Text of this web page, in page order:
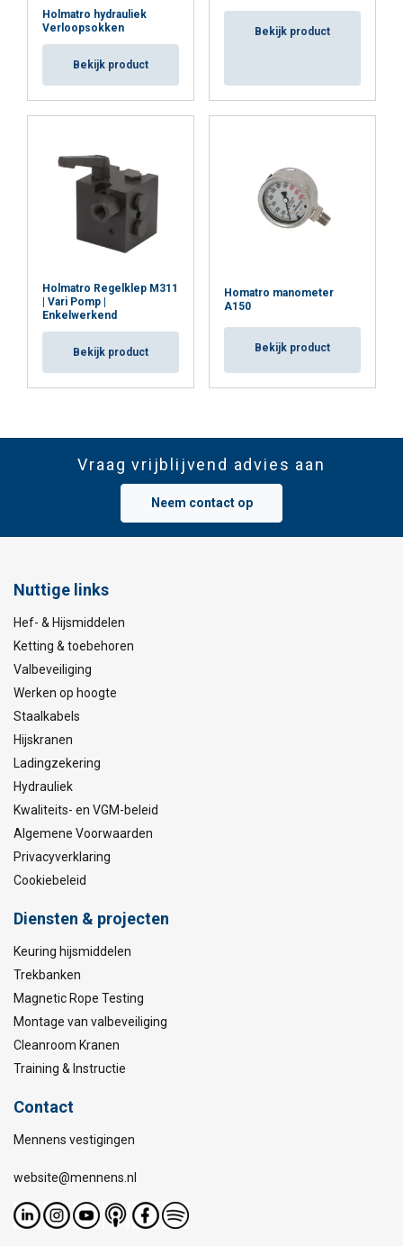
Holmatro hydrauliek
Verloopsokken
Bekijk product
Bekijk product
Holmatro Regelklep M311
| Vari Pomp |
Enkelwerkend
Bekijk product
Homatro manometer
A150
Bekijk product
Vraag vrijblijvend advies aan
Neem contact op
Nuttige links
Hef- & Hijsmiddelen
Ketting & toebehoren
Valbeveiliging
Werken op hoogte
Staalkabels
Hijskranen
Ladingzekering
Hydrauliek
Kwaliteits- en VGM-beleid
Algemene Voorwaarden
Privacyverklaring
Cookiebeleid
Diensten & projecten
Keuring hijsmiddelen
Trekbanken
Magnetic Rope Testing
Montage van valbeveiliging
Cleanroom Kranen
Training & Instructie
Contact
Mennens vestigingen
website@mennens.nl